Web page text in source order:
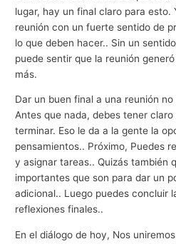
lugar, hay un final claro para esto.
reunión con un fuerte sentido de
lo que deben hacer.. Sin un
puede sentir que la reunión
más.
Dar un buen final a una reunión
Antes que nada, debes tener
terminar. Eso le da a la gente la
pensamientos.. Próximo, Puedes
y asignar tareas.. Quizás también
importantes que son para dar un
adicional.. Luego puedes concluir
reflexiones finales..
En el diálogo de hoy, Nos